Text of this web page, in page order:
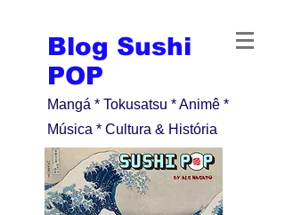
Blog Sushi
POP
Mangá * Tokusatsu * Animê *
Música * Cultura & História